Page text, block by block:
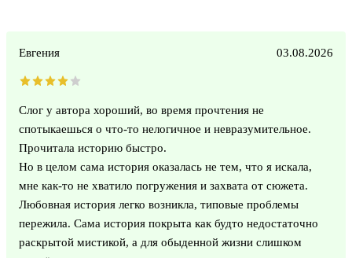
Евгения 03.08.2026
Слог у автора хороший, во время прочтения не
спотыкаешься о что-то нелогичное и невразумительное.
Прочитала историю быстро.
Но в целом сама история оказалась не тем, что я искала,
мне как-то не хватило погружения и захвата от сюжета.
Любовная история легко возникла, типовые проблемы
пережила. Сама история покрыта как будто недостаточно
раскрытой мистикой, а для обыденной жизни слишком